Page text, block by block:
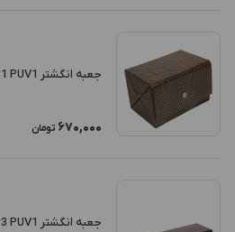
جعبه انگشتر UAP1 PUV1
670,000 تومان
جعبه انگشتر UEP3 PUV1